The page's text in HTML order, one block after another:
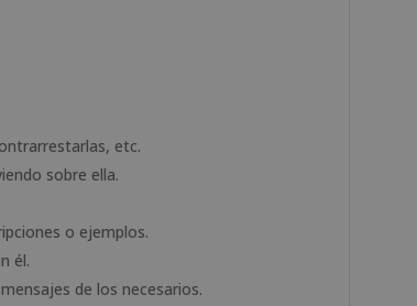
etc.
sobre ella.
o ejemplos.
él.
de los necesarios.